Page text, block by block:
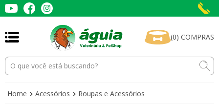
(0) COMPRAS
Home Acessórios Roupas e Acessórios